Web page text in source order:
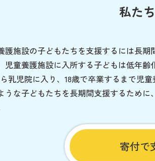
私た
護施設の子どもたちを支援するには長期
児童養護施設に入所する子どもは低年齢
乳児院に入り、18歳で卒業するまで児
うな子どもたちを長期間支援するため
寄付で